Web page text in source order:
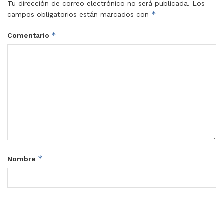
Tu dirección de correo electrónico no será publicada. Los
campos obligatorios están marcados con *
Comentario *
Nombre *